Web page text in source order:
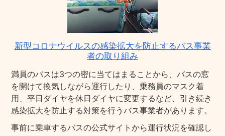
新型コロナウイルスの感染拡大を防止するバス事業
者の取り組み
満員のバスは3つの密に当てはまることから、バスの窓
を開けて換気しながら運行したり、乗務員のマスク着
用、平日ダイヤを休日ダイヤに変更するなど、引き続き
感染拡大を防止する対策を行うバス事業者があります。
事前に乗車するバスの公式サイトから運行状況を確認し